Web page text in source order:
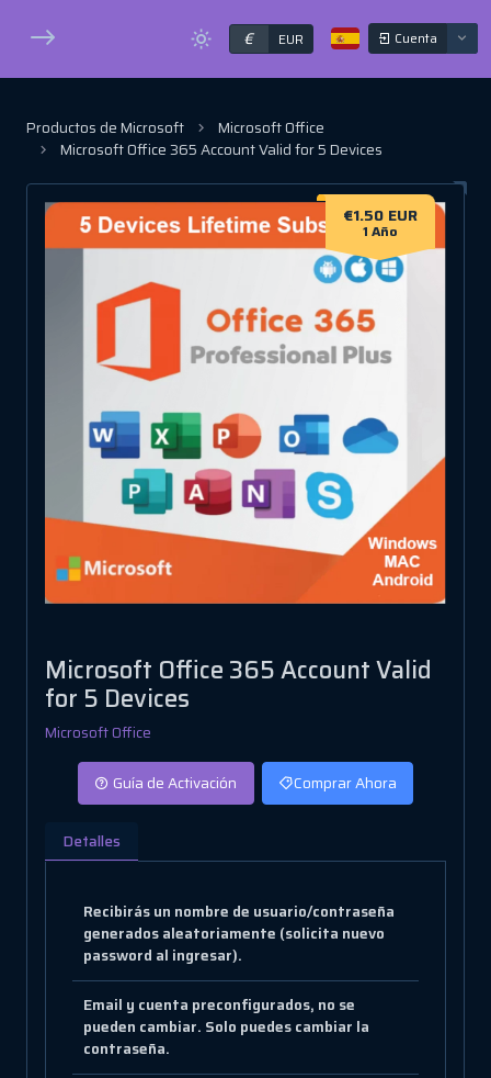
€ EUR Cuenta
Productos de Microsoft
Microsoft Office
Microsoft Office 365 Account Valid for 5 Devices
€1.50 EUR
1 Año
Microsoft Office 365 Account Valid
for 5 Devices
Microsoft Office
Guía de Activación Comprar Ahora
Detalles
Recibirás un nombre de usuario/contraseña
generados aleatoriamente (solicita nuevo
password al ingresar).
Email y cuenta preconfigurados, no se
pueden cambiar. Solo puedes cambiar la
contraseña.